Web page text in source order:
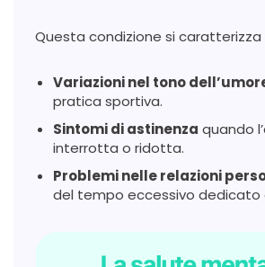
Questa condizione si caratterizza
Variazioni nel tono
pratica sportiva.
Sintomi di astinenza quando
interrotta o ridotta.
Problemi nelle relazioni
del tempo eccessivo dedicato